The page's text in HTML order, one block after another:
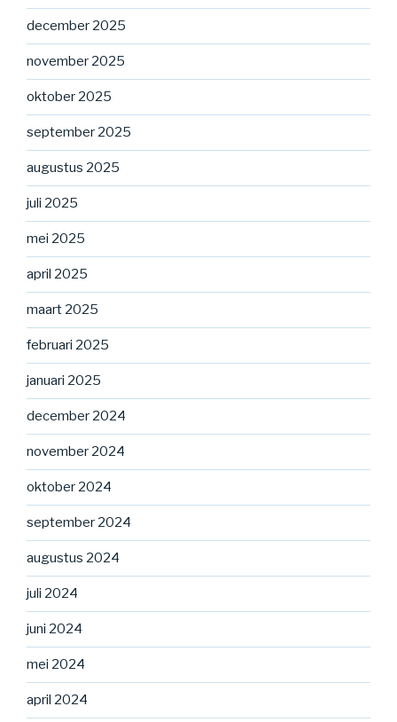
december 2025
november 2025
oktober 2025
september 2025
augustus 2025
juli 2025
mei 2025
april 2025
maart 2025
februari 2025
januari 2025
december 2024
november 2024
oktober 2024
september 2024
augustus 2024
juli 2024
juni 2024
mei 2024
april 2024